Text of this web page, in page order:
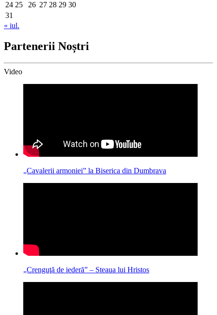
24 25 26 27 28 29 30
31
« iul.
Partenerii Noștri
Video
„Cavalerii armoniei” la Biserica din Dumbrava
„Crenguţă de iederă” – Steaua lui Hristos